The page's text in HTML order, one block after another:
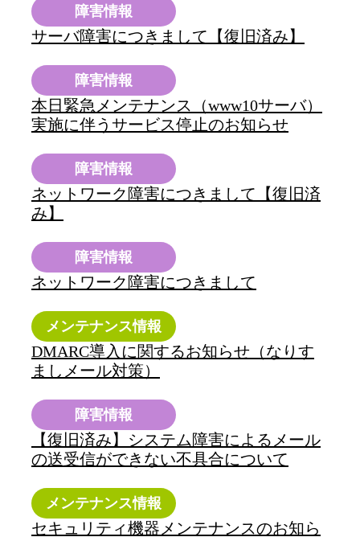
障害情報
サーバ障害につきまして【復旧済み】
障害情報
本日緊急メンテナンス（www10サーバ）
実施に伴うサービス停止のお知らせ
障害情報
ネットワーク障害につきまして【復旧済
み】
障害情報
ネットワーク障害につきまして
メンテナンス情報
DMARC導入に関するお知らせ（なりす
ましメール対策）
障害情報
【復旧済み】システム障害によるメール
の送受信ができない不具合について
メンテナンス情報
セキュリティ機器メンテナンスのお知ら